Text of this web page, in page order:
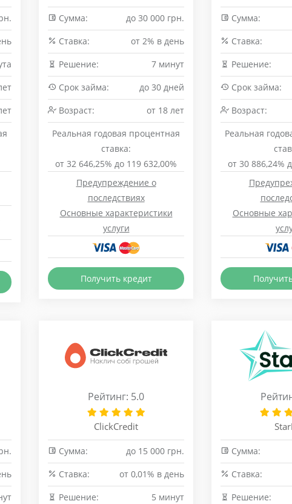
Сумма:
до 30 000 грн.
Cтавка:
от 2% в день
Решение:
7 минут
Срок займа:
до 30 дней
Возраст:
от 18 лет
Реальная годовая процентная
ставка:
от 32 646,25% до 119 632,00%
Предупреждение о
последствиях
Основные характеристики
услуги
Получить кредит
Сумма:
Cтавка:
Решение:
Срок займа:
Возраст:
Реальная
от 30 886,24%
Основные
Рейтинг: 5.0
ClickCredit
Сумма:
до 15 000 грн.
Cтавка:
от 0,01% в день
Решение:
5 минут
Сумма:
Cтавка:
Решение: